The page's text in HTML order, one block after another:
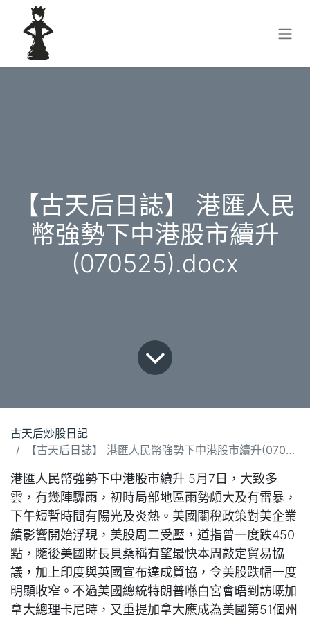
【古天后日誌】 港匯人民
幣強勢下中港股市續升
(070525).docx
古天后炒股日記
【古天后日誌】 港匯人民幣強勢下中港股市續升(070525).docx
港匯人民幣強勢下中港股市續升 5月7日，大致多
雲，有幾陣驟雨，初時局部地區雨勢頗大及有雷暴，
下午短暫時間有陽光及炎熱。美國關稅政策對美企業
績影響開始浮現，美股周二受壓，道指曾一度跌450
點，隨後美國財長貝桑稱有望最快本周敲定貿易協
議，加上印度與英國宣布達成貿協，令美股跌幅一度
明顯收窄。不過美國總統特朗普喺白宮會晤到訪嘅加
拿大總理卡尼時，又重提加拿大應成為美國第51個州